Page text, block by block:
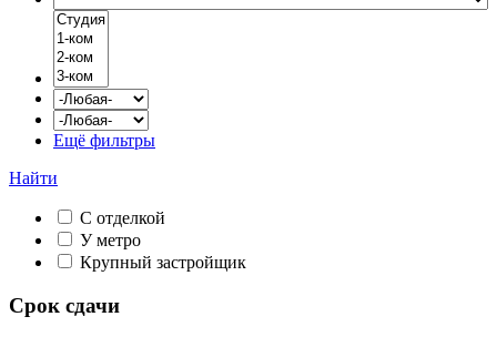
Ещё фильтры
Найти
С отделкой
У метро
Крупный застройщик
Срок сдачи